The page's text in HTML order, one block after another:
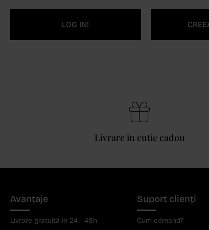
LOG IN!
Livrare în cutie cadou
Avantaje
Livrare gratuită în 24 - 48h
Suport clienți
Cum comand?